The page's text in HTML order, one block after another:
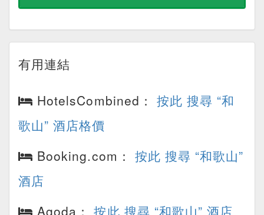
有用連結
HotelsCombined： 按此 搜尋 “和
歌山” 酒店格價
Booking.com： 按此 搜尋 “和歌山”
酒店
Agoda：按此 搜尋 “和歌山” 酒店